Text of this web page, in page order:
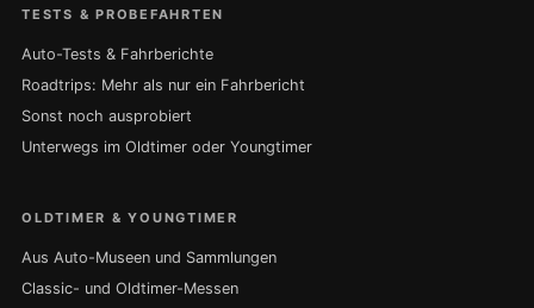
TESTS & PROBEFAHRTEN
Auto-Tests & Fahrberichte
Roadtrips: Mehr als nur ein Fahrbericht
Sonst noch ausprobiert
Unterwegs im Oldtimer oder Youngtimer
OLDTIMER & YOUNGTIMER
Aus Auto-Museen und Sammlungen
Classic- und Oldtimer-Messen